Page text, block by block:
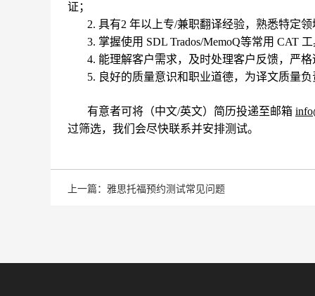
证；
2. 具有2 年以上专/兼职翻译经验，熟悉特定
3. 掌握使用 SDL Trados/MemoQ等常用 CAT
4. 能理解客户需求，及时处理客户反馈，严
5. 良好的质量意识和职业道德，为译文质量负
有意者可将（中文/英文）简历投递至邮箱
过筛选，我们会尽快联系并安排测试。
上一篇：雅思托福预约测试常见问题